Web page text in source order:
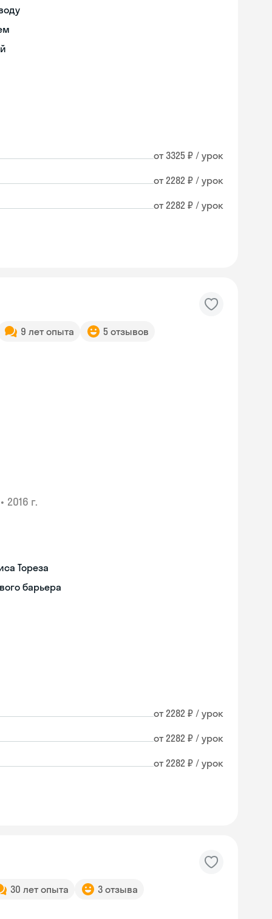
от 3325 ₽ / урок
от 2282 ₽ / урок
от 2282 ₽ / урок
9 лет опыта 5 отзывов
• 2016 г.
Тореза
барьера
от 2282 ₽ / урок
от 2282 ₽ / урок
от 2282 ₽ / урок
30 лет опыта 3 отзыва